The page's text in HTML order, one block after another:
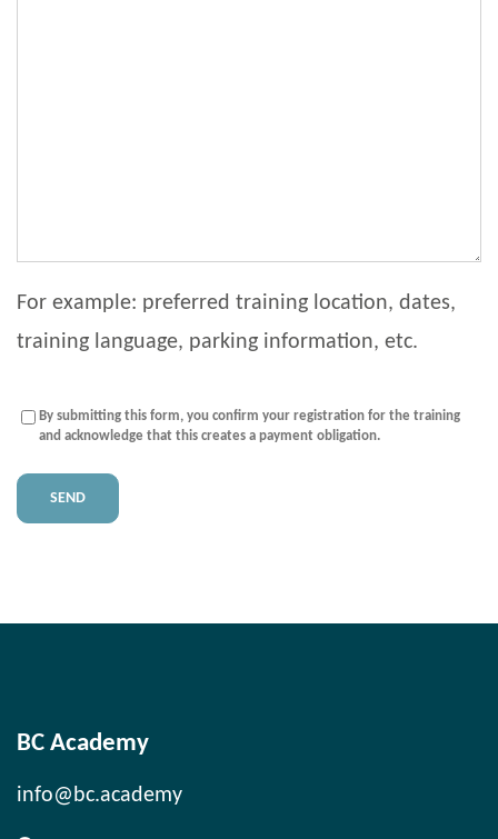
For example: preferred training location, dates,
training language, parking information, etc.
Payment
obligation(Nécessaire)
By submitting this form, you confirm your registration for the training
and acknowledge that this creates a payment obligation.
BC Academy
info@bc.academy